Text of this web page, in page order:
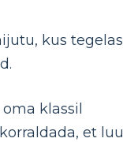
kus
oma klassil
et